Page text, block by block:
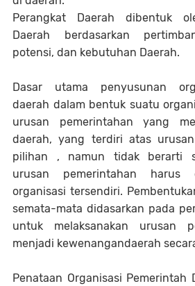
Perangkat Daerah dibentuk
Daerah berdasarkan
potensi, dan kebutuhan Daerah.
Dasar utama penyusunan
daerah dalam bentuk suatu
urusan pemerintahan yang
daerah, yang terdiri atas
pilihan , namun tidak berarti
urusan pemerintahan harus
organisasi tersendiri.
semata-mata didasarkan pada
untuk melaksanakan urusan
menjadi kewenangandaerah
Penataan Organisasi Pemerintah